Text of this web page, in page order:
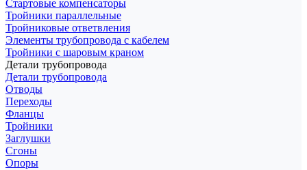
Стартовые компенсаторы
Тройники параллельные
Тройниковые ответвления
Элементы трубопровода с кабелем
Тройники с шаровым краном
Детали трубопровода
Детали трубопровода
Отводы
Переходы
Фланцы
Тройники
Заглушки
Сгоны
Опоры